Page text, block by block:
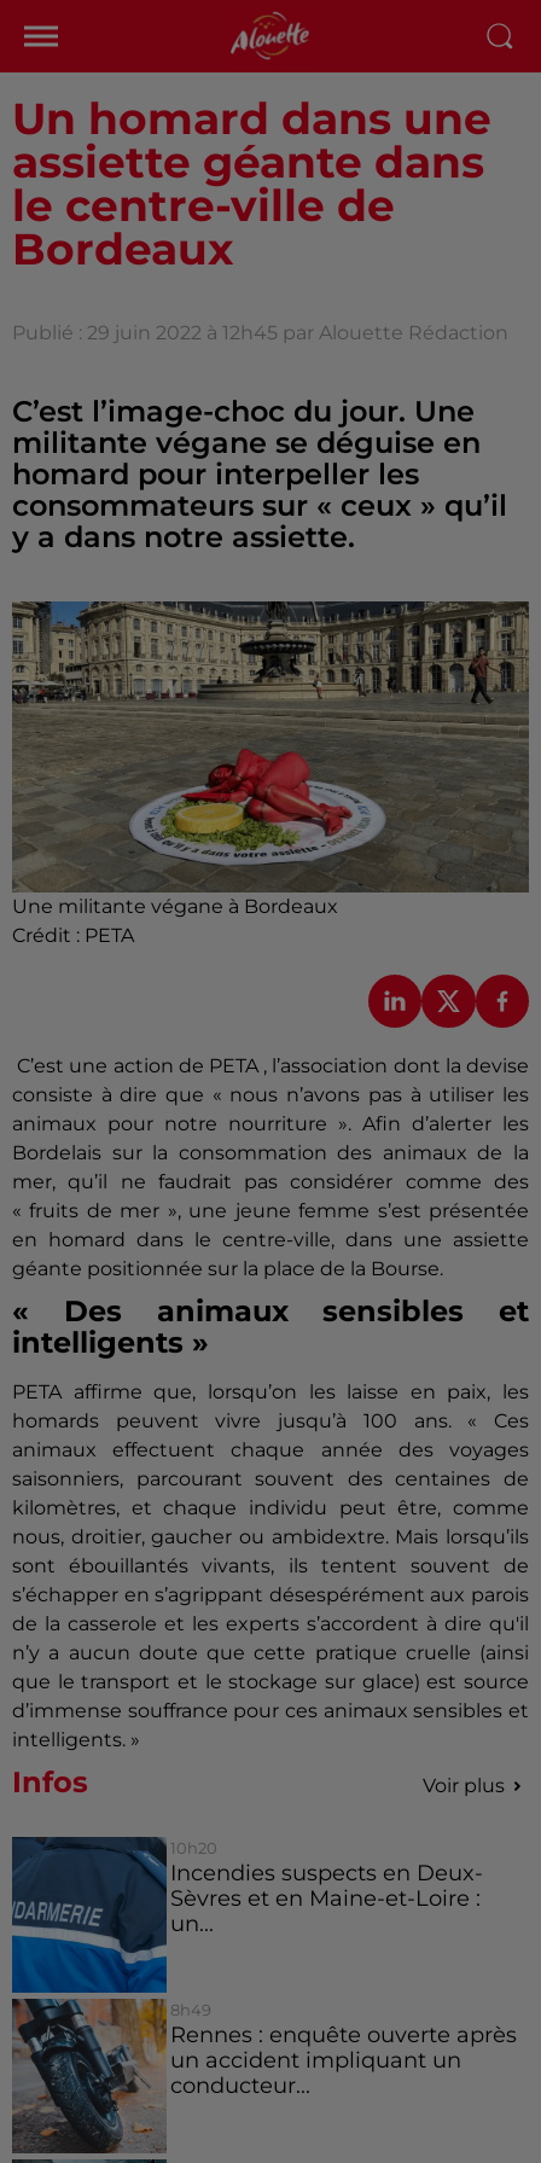
Un homard dans une
assiette géante dans
le centre-ville de
Bordeaux
Publié : 29 juin 2022 à 12h45 par Alouette Rédaction
C’est l’image-choc du jour. Une
militante végane se déguise en
homard pour interpeller les
consommateurs sur « ceux » qu’il
y a dans notre assiette.
Une militante végane à Bordeaux
Crédit : PETA
C’est une action de PETA , l’association dont la devise
consiste à dire que « nous n’avons pas à utiliser les
animaux pour notre nourriture ». Afin d’alerter les
Bordelais sur la consommation des animaux de la
mer, qu’il ne faudrait pas considérer comme des
« fruits de mer », une jeune femme s’est présentée
en homard dans le centre-ville, dans une assiette
géante positionnée sur la place de la Bourse.
« Des animaux sensibles et
intelligents »
PETA affirme que, lorsqu’on les laisse en paix, les
homards peuvent vivre jusqu’à 100 ans. « Ces
animaux effectuent chaque année des voyages
saisonniers, parcourant souvent des centaines de
kilomètres, et chaque individu peut être, comme
nous, droitier, gaucher ou ambidextre. Mais lorsqu’ils
sont ébouillantés vivants, ils tentent souvent de
s’échapper en s’agrippant désespérément aux parois
de la casserole et les experts s’accordent à dire qu'il
n’y a aucun doute que cette pratique cruelle (ainsi
que le transport et le stockage sur glace) est source
d’immense souffrance pour ces animaux sensibles et
intelligents. »
Infos Voir plus
10h20
Incendies suspects en Deux-
Sèvres et en Maine-et-Loire :
un...
8h49
Rennes : enquête ouverte après
un accident impliquant un
conducteur...